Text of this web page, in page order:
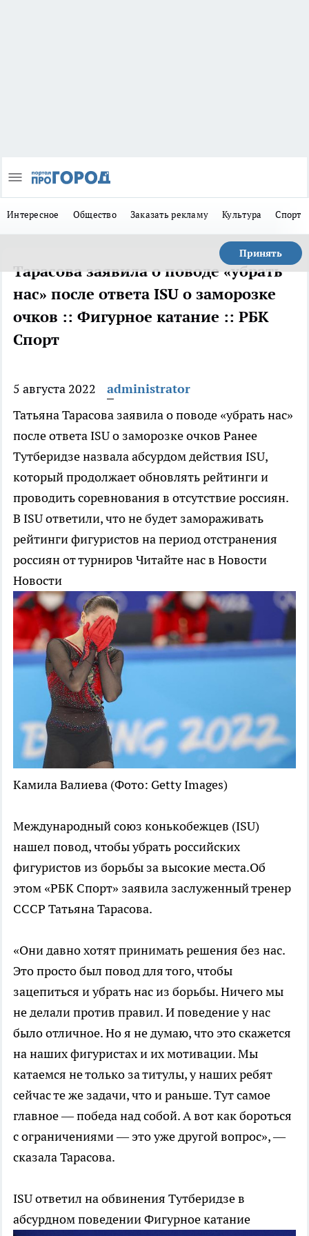
Интересное Общество Заказать рекламу Культура Спорт
Принять
Тарасова заявила о поводе «убрать
нас» после ответа ISU о заморозке
очков :: Фигурное катание :: РБК
Спорт
5 августа 2022
administrator
Татьяна Тарасова заявила о поводе «убрать нас»
после ответа ISU о заморозке очков Ранее
Тутберидзе назвала абсурдом действия ISU,
который продолжает обновлять рейтинги и
проводить соревнования в отсутствие россиян.
В ISU ответили, что не будет замораживать
рейтинги фигуристов на период отстранения
россиян от турниров Читайте нас в Новости
Новости
Камила Валиева (Фото: Getty Images)
Международный союз конькобежцев (ISU)
нашел повод, чтобы убрать российских
фигуристов из борьбы за высокие места.Об
этом «РБК Спорт» заявила заслуженный тренер
СССР Татьяна Тарасова.
«Они давно хотят принимать решения без нас.
Это просто был повод для того, чтобы
зацепиться и убрать нас из борьбы. Ничего мы
не делали против правил. И поведение у нас
было отличное. Но я не думаю, что это скажется
на наших фигуристах и их мотивации. Мы
катаемся не только за титулы, у наших ребят
сейчас те же задачи, что и раньше. Тут самое
главное — победа над собой. А вот как бороться
с ограничениями — это уже другой вопрос», —
сказала Тарасова.
ISU ответил на обвинения Тутберидзе в
абсурдном поведенииФигурное катание